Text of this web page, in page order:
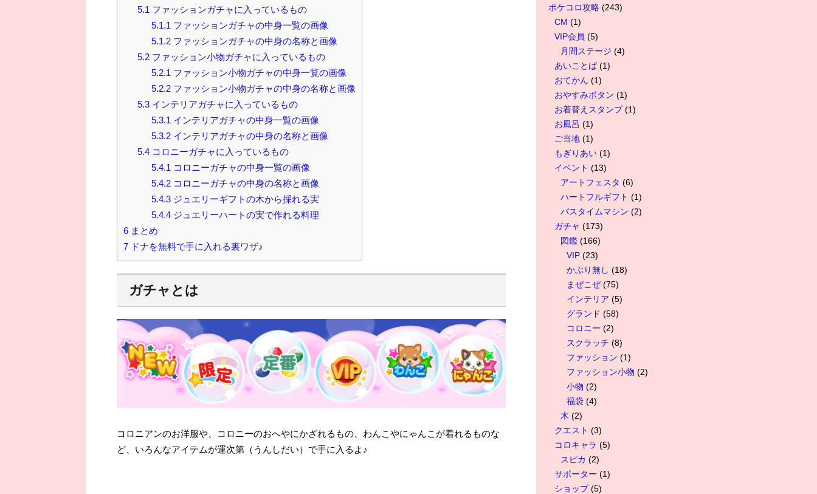
5.1 ファッションガチャに入っているもの
5.1.1 ファッションガチャの中身一覧の画像
5.1.2ファッションガチャの中身の名称と画像
5.2ファッション小物ガチャに入っているもの
5.2.1 ファッション小物ガチャの中身一覧の画像
5.2.2ファッション小物ガチャの中身の名称と画像
5.3インテリアガチャに入っているもの
5.3.1 インテリアガチャの中身一覧の画像
5.3.2インテリアガチャの中身の名称と画像
5.4コロニーガチャに入っているもの
5.4.1 コロニーガチャの中身一覧の画像
5.4.2コロニーガチャの中身の名称と画像
5.4.3ジュエリーギフトの木から採れる実
5.4.4ジュエリーハートの実で作れる料理
6 まとめ
7 ドナを無料で手に入れる裏ワザ♪
ガチャとは
コロニアンのお洋服や、コロニーのおへやにかざれるもの、わんこやにゃんこが着れるものな
ど、いろんなアイテムが運次第（うんしだい）で手に入るよ♪
ポケコロ攻略 (243)
CM (1)
VIP会員 (5)
月間ステージ (4)
あいことば(1)
おてかん (1)
おやすみボタン (1)
お着替えスタンプ(1)
お風呂 (1)
ご当地 (1)
もぎりあい (1)
イベント (13)
アートフェスタ (6)
ハートフルギフト (1)
バスタイムマシン (2)
ガチャ (173)
図鑑 (166)
VIP (23)
かぶり無し (18)
まぜこぜ(75)
インテリア (5)
グランド (58)
コロニー (2)
スクラッチ (8)
ファッション (1)
ファッション小物 (2)
小物 (2)
福袋 (4)
木 (2)
クエスト (3)
コロキャラ (5)
スピカ (2)
サポーター (1)
ショップ(5)